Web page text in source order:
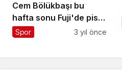
Cem Bölükbaşı bu
hafta sonu Fuji'de piste
çıkıyor
Spor 3 yıl önce